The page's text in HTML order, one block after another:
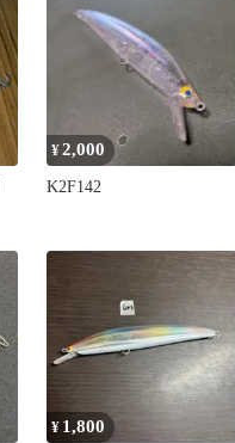
¥2,000
K2F142
¥ 1,800